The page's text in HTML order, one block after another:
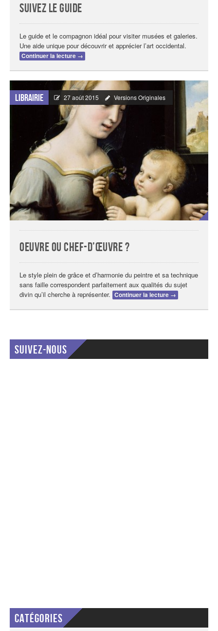
Suivez le guide
Le guide et le compagnon idéal pour visiter musées et galeries.
Une aide unique pour découvrir et apprécier l’art occidental.
Continuer la lecture →
Librairie 27 août 2015 Versions Originales
Oeuvre ou Chef-d’œuvre ?
Le style plein de grâce et d’harmonie du peintre et sa technique
sans faille correspondent parfaitement aux qualités du sujet
divin qu’il cherche à représenter. Continuer la lecture →
Suivez-nous
Catégories